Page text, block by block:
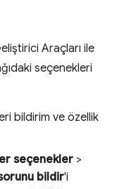
Araçları ile
seçenekleri
bildirim ve özellik
seçenekler >
bildir'i